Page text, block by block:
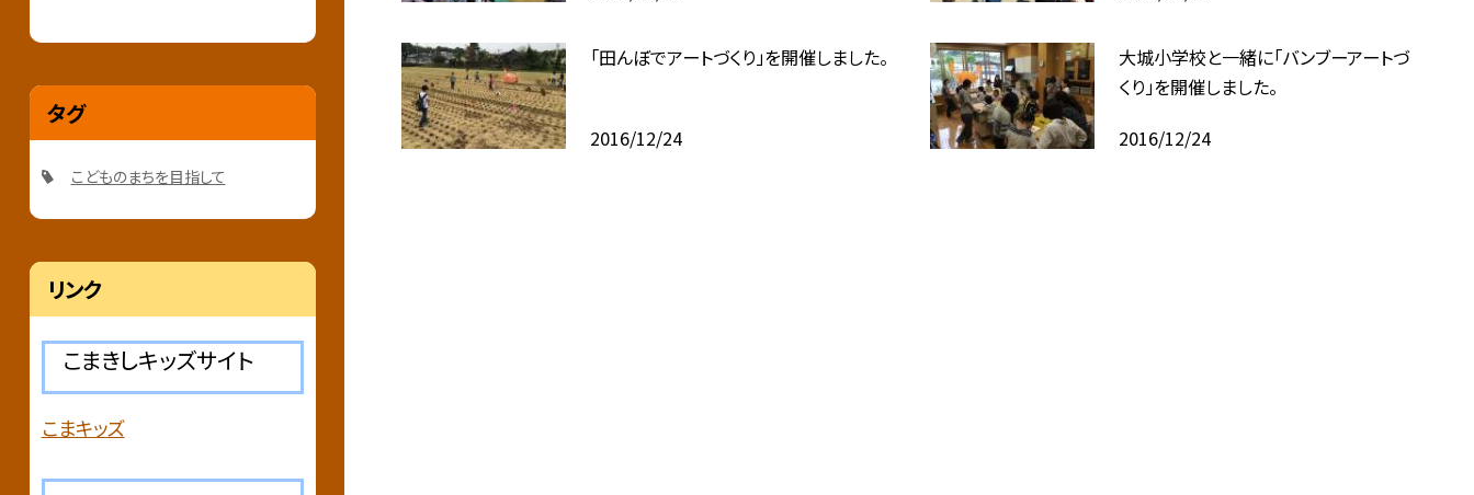
「田んぼでアートづくり」を開催しました。
2016/12/24
大城小学校と一緒に「バンブーアートづ
くり」を開催しました。
2016/12/24
タグ
こどものまちを目指して
リンク
こまきしキッズサイト
こまキッズ